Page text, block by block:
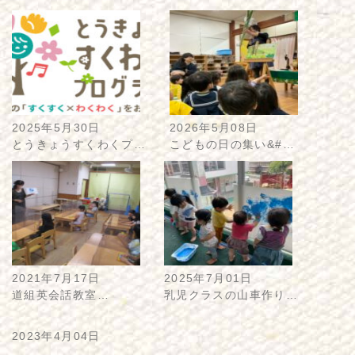
2025年5月30日
とうきょうすくわくプ…
2026年5月08日
こどもの日の集い&#…
2021年7月17日
道組英会話教室…
2025年7月01日
乳児クラスの山車作り…
2023年4月04日